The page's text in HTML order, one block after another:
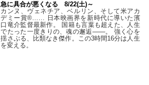
急に具合が悪くなる 8/22(土)～
カンヌ、ヴェネチア、ベルリン、そして米アカ
デミー賞®…… 日本映画界を新時代に導いた濱
口竜介監督最新作。 国籍も言葉も超えた、人生
でたった一度きりの、魂の邂逅――。 強く心を
揺さぶる、比類なき傑作。この3時間16分は人生
を変える。